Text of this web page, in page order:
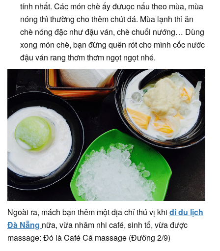
tính nhất. Các món chè ấy đưuọc nấu theo mùa, mùa
nóng thì thường cho thêm chút đá. Mùa lạnh thì ăn
chè nóng đặc như đậu ván, chè chuối nướng… Dùng
xong món chè, bạn đừng quên rót cho mình cốc nước
đậu ván rang thơm thơm ngọt ngọt nhé.
Ngoài ra, mách bạn thêm một địa chỉ thú vị khi đi du lịch
Đà Nẵng nữa, vừa nhâm nhi café, sinh tố, vừa được
massage: Đó là Café Cá massage (Đường 2/9)